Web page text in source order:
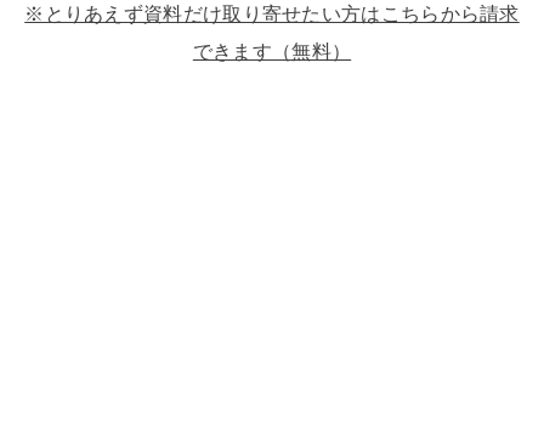
※とりあえず資料だけ取り寄せたい方はこちらから請求
できます（無料）